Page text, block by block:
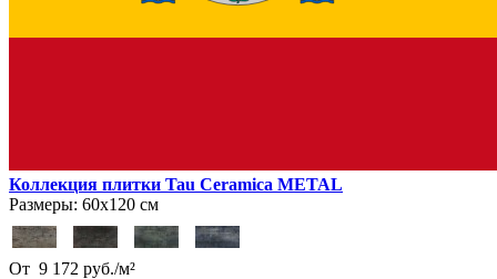
Коллекция плитки Tau Ceramica METAL
Размеры: 60х120 см
От 9 172 руб./м²